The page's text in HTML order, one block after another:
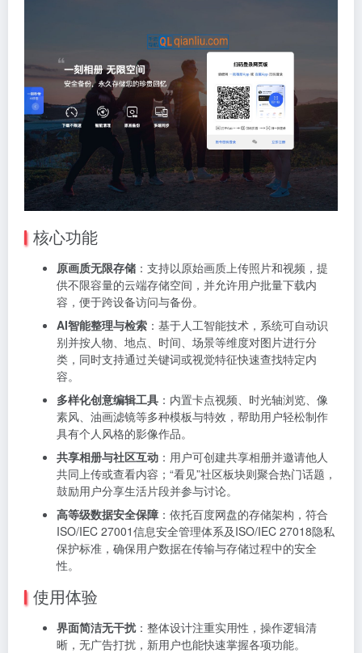
核心功能
原画质无限存储 ：支持以原始画质上传照片和视频，提
供不限容量的云端存储空间，并允许用户批量下载内
容，便于跨设备访问与备份。
AI智能整理与检索 ：基于人工智能技术，系统可自动识
别并按人物、地点、时间、场景等维度对图片进行分
类，同时支持通过关键词或视觉特征快速查找特定内
容。
多样化创意编辑工具 ：内置卡点视频、时光轴浏览、像
素风、油画滤镜等多种模板与特效，帮助用户轻松制作
具有个人风格的影像作品。
共享相册与社区互动 ：用户可创建共享相册并邀请他人
共同上传或查看内容；“看见”社区板块则聚合热门话题，
鼓励用户分享生活片段并参与讨论。
高等级数据安全保障 ：依托百度网盘的存储架构，符合
ISO/IEC 27001信息安全管理体系及ISO/IEC 27018隐私
保护标准，确保用户数据在传输与存储过程中的安全
性。
使用体验
界面简洁无干扰：整体设计注重实用性，操作逻辑清
晰，无广告打扰，新用户也能快速掌握各项功能。